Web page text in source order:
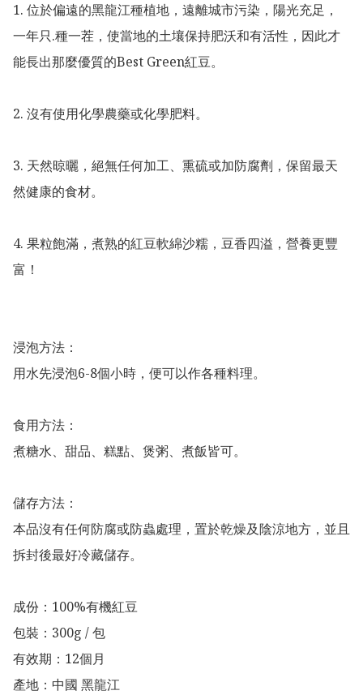
1. 位於偏遠的黑龍江種植地，遠離城市污染，陽光充足，
一年只.種一茬，使當地的土壤保持肥沃和有活性，因此才
能長出那麼優質的Best Green紅豆。
2. 沒有使用化學農藥或化學肥料。
3. 天然晾曬，絕無任何加工、熏硫或加防腐劑，保留最天
然健康的食材。
4. 果粒飽滿，煮熟的紅豆軟綿沙糯，豆香四溢，營養更豐
富！
浸泡方法：
用水先浸泡6-8個小時，便可以作各種料理。
食用方法：
煮糖水、甜品、糕點、煲粥、煮飯皆可。
儲存方法：
本品沒有任何防腐或防蟲處理，置於乾燥及陰涼地方，並且
拆封後最好冷藏儲存。
成份：100%有機紅豆
包裝：300g / 包
有效期：12個月
產地：中國 黑龍江